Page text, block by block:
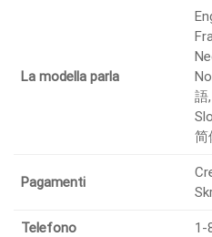
La modella parla
語
简
Pagamenti
Telefono 1-